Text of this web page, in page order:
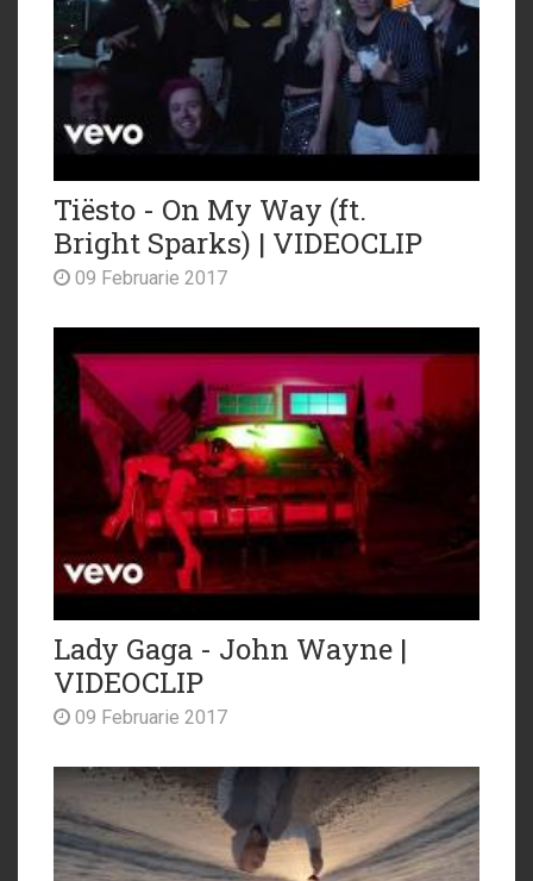
Tiësto - On My Way (ft.
Bright Sparks) | VIDEOCLIP
09 Februarie 2017
Lady Gaga - John Wayne |
VIDEOCLIP
09 Februarie 2017